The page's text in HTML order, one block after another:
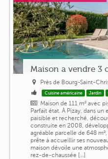
Maison a vendre 3
Près de Bourg-Saint-
Cuisine américaine Jardin
Maison de 111 m² avec
Parfait état. À Pizay, dans
paisible et recherché,
construite en 2008,
agréable parcelle de 648
prête à accueillir ses
maison dévoile une
rez-de-chaussée [...]